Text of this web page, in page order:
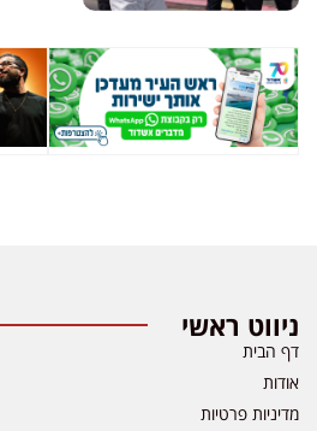
ניווט ראשי
דף הבית
אודות
מדיניות פרטיות